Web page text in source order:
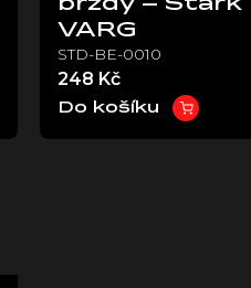
brzdy – Stark
VARG
STD-BE-0010
248 Kč
Do košíku